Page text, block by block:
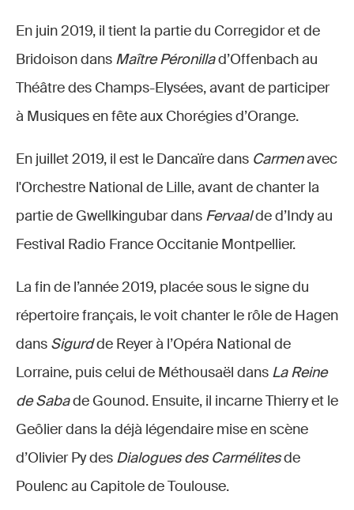
En juin 2019, il tient la partie du Corregidor et de
Bridoison dans Maître Péronillad’Offenbach au
Théâtre des Champs-Elysées, avant de participer
à Musiques en fête aux Chorégies d’Orange.
En juillet 2019, il est le Dancaïre dans Carmenavec
l'Orchestre National de Lille, avant de chanter la
partie de Gwellkingubar dans Fervaalde d’Indy au
Festival Radio France Occitanie Montpellier.
La fin de l’année 2019, placée sous le signe du
répertoire français, le voit chanter le rôle de Hagen
dans Sigurdde Reyer à l’Opéra National de
Lorraine, puis celui de Méthousaël dans La Reine
de Sabade Gounod. Ensuite, il incarne Thierry et le
Geôlier dans la déjà légendaire mise en scène
d’Olivier Py des Dialogues des Carmélitesde
Poulenc au Capitole de Toulouse.